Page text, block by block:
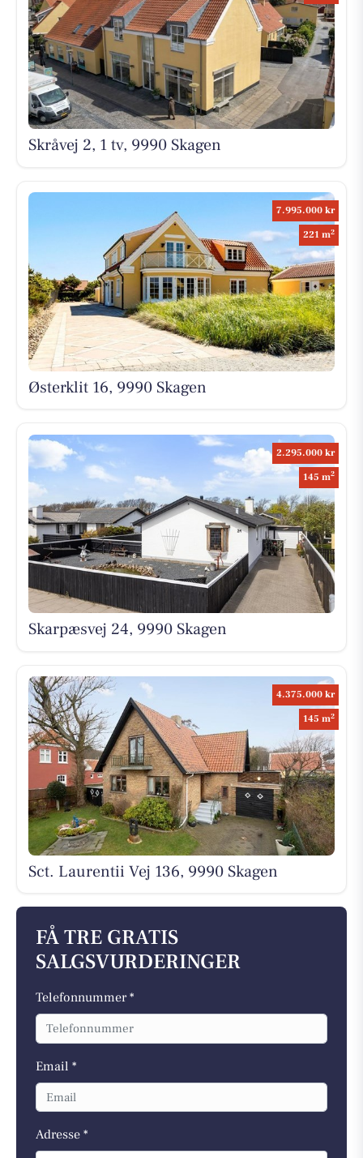
Skråvej 2, 1 tv, 9990 Skagen
7.995.000 kr
221 m2
Østerklit 16, 9990 Skagen
2.295.000 kr
145 m2
Skarpæsvej 24, 9990 Skagen
4.375.000 kr
145 m2
Sct. Laurentii Vej 136, 9990 Skagen
FÅ TRE GRATIS
SALGSVURDERINGER
Telefonnummer *
Email *
Adresse *